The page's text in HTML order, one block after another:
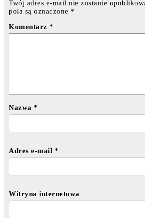
Twój adres e-mail nie zostanie
pola są oznaczone *
Komentarz *
Nazwa *
Adres e-mail *
Witryna internetowa